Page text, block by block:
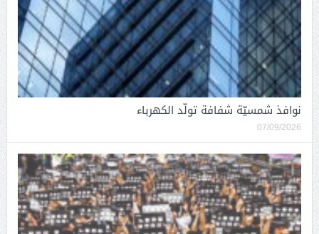
نوافذ شمسيّة شفافة تولّد الكهرباء
07/09/2026